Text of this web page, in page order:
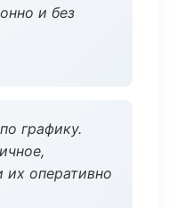
и без
графику.
оперативно